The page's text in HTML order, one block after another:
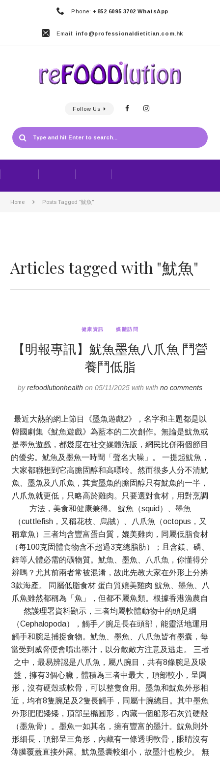
Phone: +852 6095 3702 WhatsApp
Email: info@professionaldietitian.com.hk
Follow Us
Home Posts Tagged "魷魚"
Articles tagged with "魷魚"
健康資訊 媒體訪問
【明報專訊】魷魚墨魚八爪魚 鬥營
養鬥低脂
byrefoodlutionhealth on 05/11/2025 with with no comments
最近大熱的網上節目《墨魚遊戲2》，名字和主題都是以
韓國劇集《魷魚遊戲》為藍本的二次創作。無論是魷魚或
是墨魚遊戲，都幾度在社交媒體洗版，網民比併兩個節目
的優劣。魷魚及墨魚一時間「聲名大噪」。 一提起魷魚，
大家都聯想到它高膽固醇和高嘌呤。然而很多人分不清魷
魚、墨魚及八爪魚，其實墨魚的膽固醇只有魷魚的一半，
八爪魚就更低，只略高於雞肉。只要選對食材，用對烹調
方法，美食和健康兼得。 魷魚（squid）、墨魚
（cuttlefish，又稱花枝、烏賊）、八爪魚（octopus，又
稱章魚）三者均含豐富蛋白質，媲美雞肉，同屬低脂食材
（每100克固體食物含不超過3克總脂肪）；且含鎂、磷、
鋅等人體必需的礦物質。魷魚、墨魚、八爪魚，你懂得分
辨嗎？尤其前兩者常被混淆，故此先教大家在外形上分辨
3款海產。 同屬低脂食材 蛋白質媲美雞肉 魷魚、墨魚、八
爪魚雖然都稱為「魚」，但都不屬魚類。根據香港漁農自
然護理署資料顯示，三者均屬軟體動物中的頭足綱
（Cephalopoda），觸手／腕足長在頭部，能靈活地運用
觸手和腕足捕捉食物。魷魚、墨魚、八爪魚皆有墨囊，每
當受到威脅便會噴出墨汁，以分散敵方注意及逃走。 三者
之中，最易辨認是八爪魚，屬八腕目，共有8條腕足及吸
盤，擁有3個心臟，體積為三者中最大，頂部較小，呈圓
形，沒有硬殼或軟骨，可以整隻食用。墨魚和魷魚外形相
近，均有8隻腕足及2隻長觸手，同屬十腕總目。其中墨魚
外形肥肥矮矮，頂部呈橢圓形，內藏一個船形石灰質硬殼
（墨魚骨）。墨魚一如其名，擁有豐富的墨汁。魷魚則外
形細長，頂部呈三角形，內藏有一條透明軟骨，眼睛沒有
薄膜覆蓋直接外露。魷魚墨囊較細小，故墨汁也較少。 無